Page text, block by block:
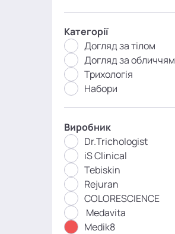
Категорії
Догляд за тілом
Догляд за обличчям
Трихологія
Набори
Виробник
Dr.Trichologist
iS Clinical
Tebiskin
Rejuran
COLORESCIENCE
Medavita
Medik8